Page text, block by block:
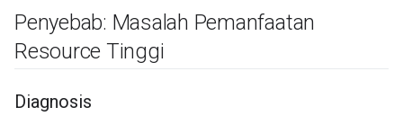
Penyebab: Masalah Pemanfaatan
Resource Tinggi
Diagnosis